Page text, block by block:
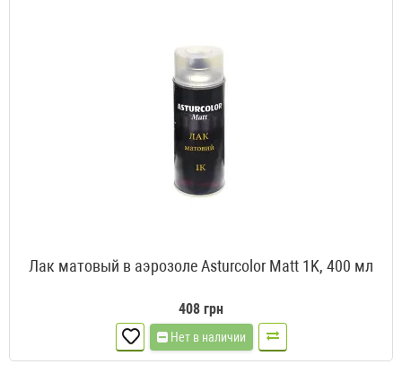
Лак матовый в аэрозоле Asturcolor Matt 1K, 400 мл
408 грн
Нет в наличии